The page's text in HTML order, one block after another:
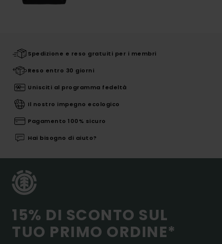
Spedizione e reso gratuiti per i membri
Reso entro 30 giorni
Unisciti al programma fedeltà
Il nostro impegno ecologico
Pagamento 100% sicuro
Hai bisogno di aiuto?
15% DI SCONTO SUL
TUO PRIMO ORDINE*